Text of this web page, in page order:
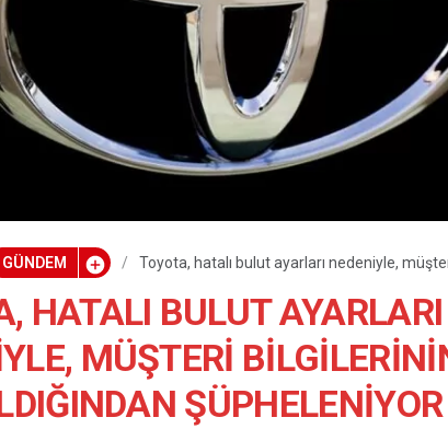
GÜNDEM
Toyota, hatalı bulut ayarları nedeniyle,
HATALI BULUT AYARLARI
MÜŞTERI
ŞÜPHELENIYOR